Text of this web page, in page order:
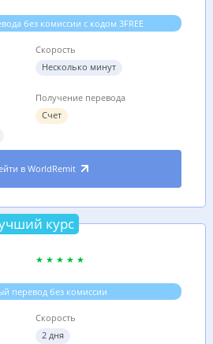
без комиссии с кодом 3FREE
Скорость
Несколько минут
Получение перевода
Счет
в WorldRemit
курс
перевод без комиссии
Скорость
2 дня